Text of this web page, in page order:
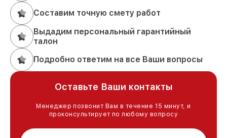
Составим точную смету работ
Выдадим персональный гарантийный
талон
Подробно ответим на все Ваши вопросы
Оставьте Ваши контакты
Менеджер позвонит Вам в течение 15 минут, и
проконсультирует по любому вопросу